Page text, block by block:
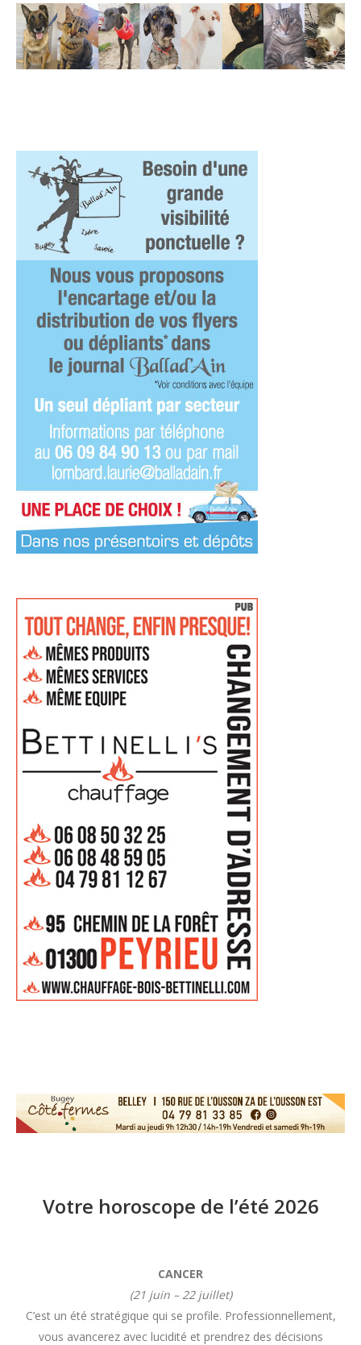
Votre horoscope de l’été 2026
CANCER
(21 juin – 22 juillet)
C’est un été stratégique qui se profile. Professionnellement,
vous avancerez avec lucidité et prendrez des décisions